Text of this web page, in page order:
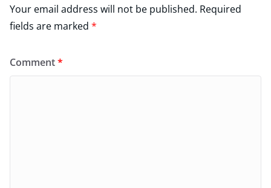
Your email address will not be published. Required
fields are marked *
Comment*